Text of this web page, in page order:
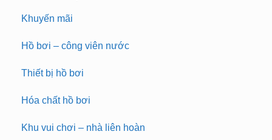
Khuyến mãi
Hồ bơi – công viên nước
Thiết bị hồ bơi
Hóa chất hồ bơi
Khu vui chơi – nhà liên hoàn